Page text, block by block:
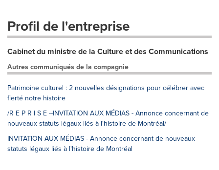
Profil de l'entreprise
Cabinet du ministre de la Culture et des Communications
Autres communiqués de la compagnie
Patrimoine culturel : 2 nouvelles désignations pour célébrer avec
fierté notre histoire
/R E P R I S E --INVITATION AUX MÉDIAS - Annonce concernant de
nouveaux statuts légaux liés à l'histoire de Montréal/
INVITATION AUX MÉDIAS - Annonce concernant de nouveaux
statuts légaux liés à l'histoire de Montréal